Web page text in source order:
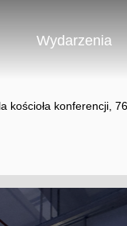
Wydarzenia
kościoła konferencji,